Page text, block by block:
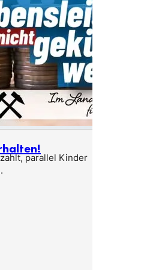
parallel Kinder